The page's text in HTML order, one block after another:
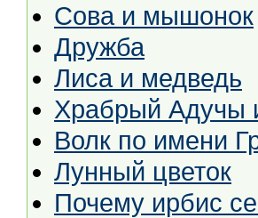
Сова и мышонок
Дружба
Лиса и медведь
Храбрый Адучы
Волк по имени
Лунный цветок
Почему ирбис